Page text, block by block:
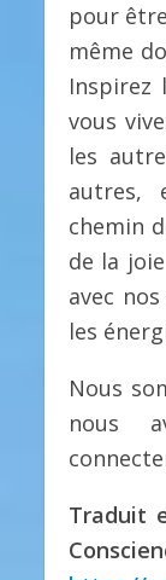
pour
même
vous
les
autres,
chemin
de la
avec
les
Nous
nous
Traduit